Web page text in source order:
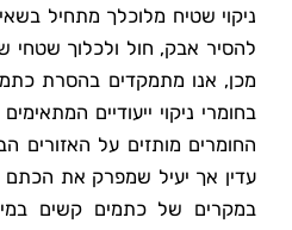
ניקוי שטיח מלוכלך מתחיל
להסיר אבק, חול ולכלוך שטחי
מכן, אנו מתמקדים בהסרת
בחומרי ניקוי ייעודיים
החומרים מותזים על האזורים
עדין אך יעיל שמפרק את הכתם
במקרים של כתמים קשים